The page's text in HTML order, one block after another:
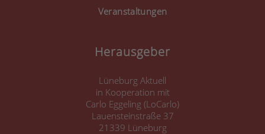
Veranstaltungen
Herausgeber
Lüneburg Aktuell
in Kooperation mit
Carlo Eggeling (LoCarlo)
Lauensteinstraße 37
21339 Lüneburg